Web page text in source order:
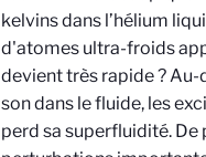
kelvins dans l’hélium
d'atomes ultra-froids
devient très rapide ? Au-
son dans le fluide, les
perd sa superfluidité. De